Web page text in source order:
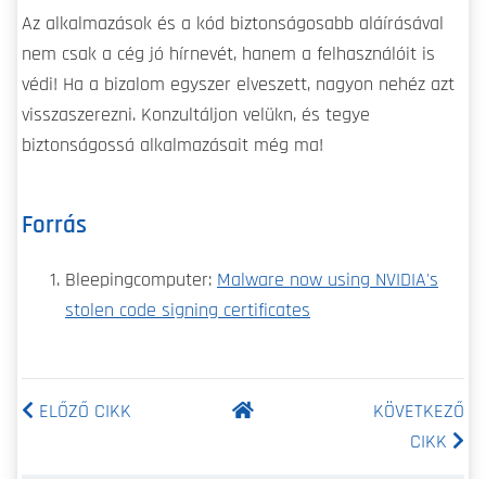
Az alkalmazások és a kód biztonságosabb aláírásával
nem csak a cég jó hírnevét, hanem a felhasználóit is
védi! Ha a bizalom egyszer elveszett, nagyon nehéz azt
visszaszerezni. Konzultáljon velükn, és tegye
biztonságossá alkalmazásait még ma!
Forrás
Bleepingcomputer: Malware now using NVIDIA's
stolen code signing certificates
ELŐZŐ CIKK
KÖVETKEZŐ
CIKK